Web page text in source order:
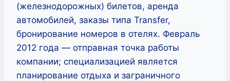
(железнодорожных) билетов, аренда
автомобилей, заказы типа Transfer,
бронирование номеров в отелях. Февраль
2012 года — отправная точка работы
компании; специализацией является
планирование отдыха и заграничного